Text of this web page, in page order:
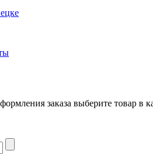
заказа выберите товар в